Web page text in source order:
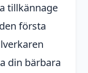
tillkännage
första
din bärbara